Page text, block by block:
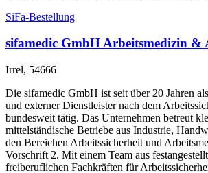
SiFa-Bestellung
sifamedic GmbH Arbeitsmedizin &
Irrel, 54666
Die sifamedic GmbH ist seit über 20 Jahren
und externer Dienstleister nach dem
bundesweit tätig. Das Unternehmen betreut
mittelständische Betriebe aus Industrie,
den Bereichen Arbeitssicherheit und
Vorschrift 2. Mit einem Team aus
freiberuflichen Fachkräften für